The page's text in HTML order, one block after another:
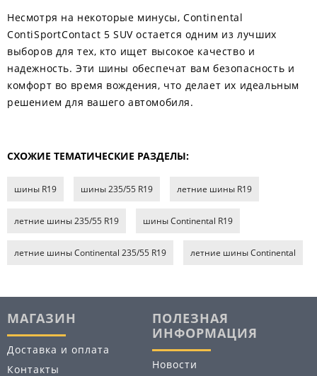
Несмотря на некоторые минусы, Continental
ContiSportContact 5 SUV остается одним из лучших
выборов для тех, кто ищет высокое качество и
надежность. Эти шины обеспечат вам безопасность и
комфорт во время вождения, что делает их идеальным
решением для вашего автомобиля.
СХОЖИЕ ТЕМАТИЧЕСКИЕ РАЗДЕЛЫ:
шины R19 шины 235/55 R19 летние шины R19
летние шины 235/55 R19 шины Continental R19
летние шины Continental 235/55 R19 летние шины Continental
МАГАЗИН
Доставка и оплата
Контакты
ПОЛЕЗНАЯ
ИНФОРМАЦИЯ
Новости